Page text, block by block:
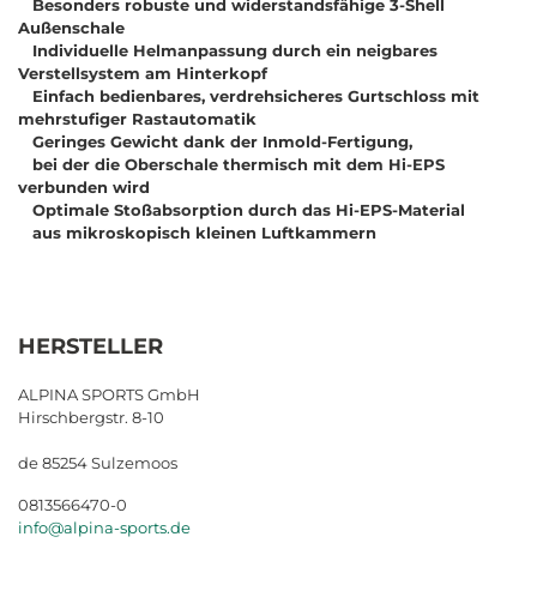
Besonders robuste und widerstandsfähige 3-Shell
Außenschale
Individuelle Helmanpassung durch ein neigbares
Verstellsystem am Hinterkopf
Einfach bedienbares, verdrehsicheres Gurtschloss mit
mehrstufiger Rastautomatik
Geringes Gewicht dank der Inmold-Fertigung,
bei der die Oberschale thermisch mit dem Hi-EPS
verbunden wird
Optimale Stoßabsorption durch das Hi-EPS-Material
aus mikroskopisch kleinen Luftkammern
HERSTELLER
ALPINA SPORTS GmbH
Hirschbergstr. 8-10
de 85254 Sulzemoos
0813566470-0
info@alpina-sports.de